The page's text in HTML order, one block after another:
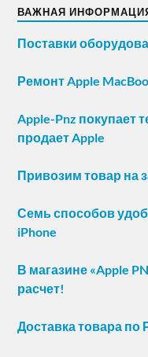
ВАЖНАЯ
Поставки
Ремонт Apple
Apple-Pnz покупает
продает Apple
Привозим товар на
Семь способов
iPhone
В магазине «Apple
расчет!
Доставка товара по